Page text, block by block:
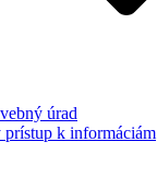
úrad
prístup k informáciám